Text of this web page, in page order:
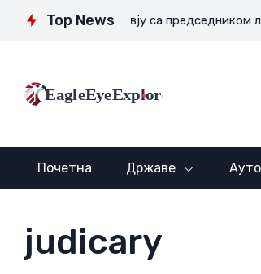
Top News
Интервју са председником листа
EagleEyeExplore
Почетна Државе
judicary